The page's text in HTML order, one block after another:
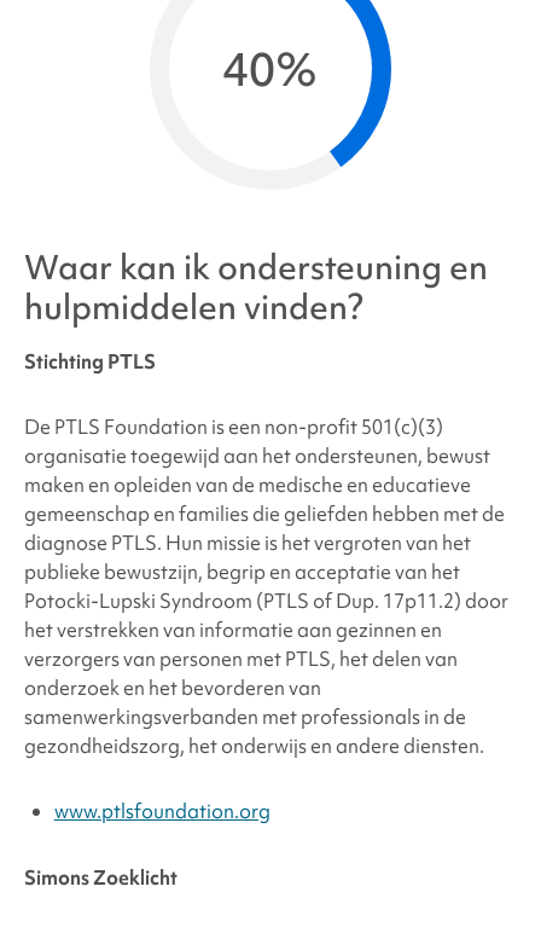
40%
Waar kan ik ondersteuning en
hulpmiddelen vinden?
Stichting PTLS
De PTLS Foundation is een non-profit 501(c)(3)
organisatie toegewijd aan het ondersteunen, bewust
maken en opleiden van de medische en educatieve
gemeenschap en families die geliefden hebben met de
diagnose PTLS. Hun missie is het vergroten van het
publieke bewustzijn, begrip en acceptatie van het
Potocki-Lupski Syndroom (PTLS of Dup. 17p11.2) door
het verstrekken van informatie aan gezinnen en
verzorgers van personen met PTLS, het delen van
onderzoek en het bevorderen van
samenwerkingsverbanden met professionals in de
gezondheidszorg, het onderwijs en andere diensten.
www.ptlsfoundation.org
Simons Zoeklicht